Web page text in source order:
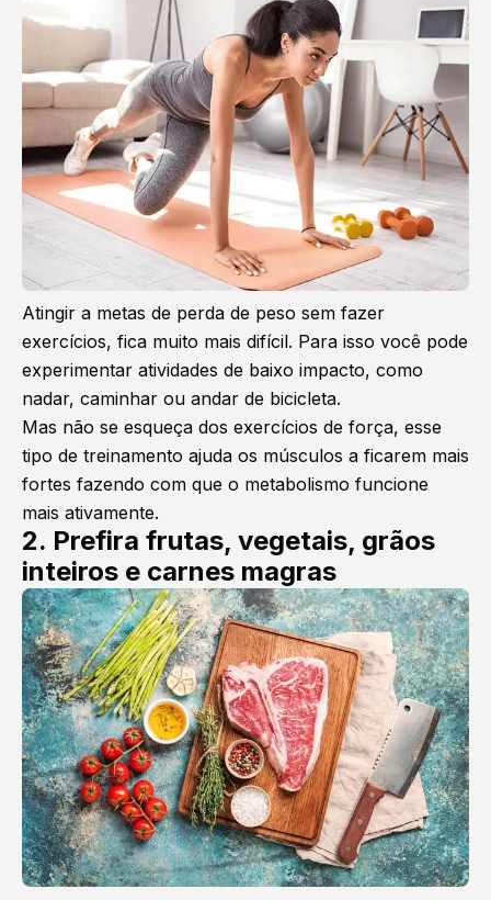
Atingir a metas de perda de peso sem fazer
exercícios, fica muito mais difícil. Para isso você pode
experimentar atividades de baixo impacto, como
nadar, caminhar ou andar de bicicleta.
Mas não se esqueça dos exercícios de força, esse
tipo de treinamento ajuda os músculos a ficarem mais
fortes fazendo com que o metabolismo funcione
mais ativamente.
2. Prefira frutas, vegetais, grãos
inteiros e carnes magras